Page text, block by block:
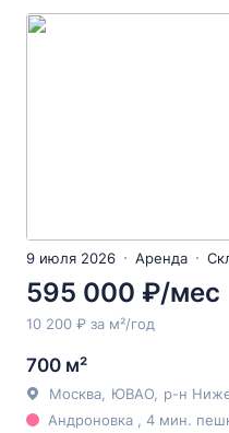
9 июля 2026 Аренда
595 000 ₽/мес
10 200 ₽ за м²/год
700 м²
Москва ЮВАО р-н
Андроновка , 4 мин.